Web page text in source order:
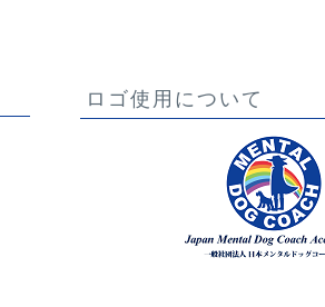
ロゴ使用について